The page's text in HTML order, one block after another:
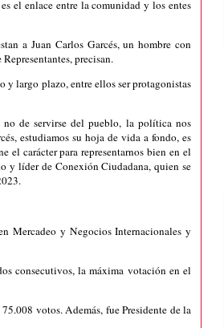
el enlace entre la comunidad y los entes
a Juan Carlos Garcés, un hombre con
precisan.
y largo plazo, entre ellos ser protagonistas
de servirse del pueblo, la política nos
estudiamos su hoja de vida a fondo, es
el carácter para representarnos bien en el
y líder de Conexión Ciudadana, quien se
Mercadeo y Negocios Internacionales y
consecutivos, la máxima votación en el
votos. Además, fue Presidente de la